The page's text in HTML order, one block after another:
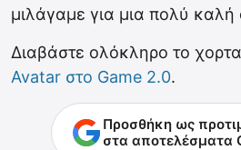
μιλάγαμε για μια πολύ
Διαβάστε ολόκληρο το
Avatar στο Game 2.0.
Προσθήκη ως
στα αποτελέσματα